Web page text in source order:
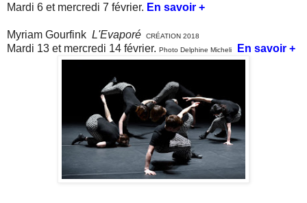
Mardi 6 et mercredi 7 février. En savoir +
Myriam Gourfink L'Evaporé CRÉATION 2018
Mardi 13 et mercredi 14 février. Photo Delphine Micheli En savoir +